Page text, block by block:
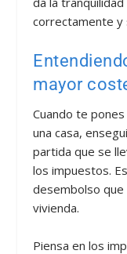
correctamente y
mayor
Cuando te
una casa,
partida que se
los impuestos.
desembolso
vivienda.
Piensa en los